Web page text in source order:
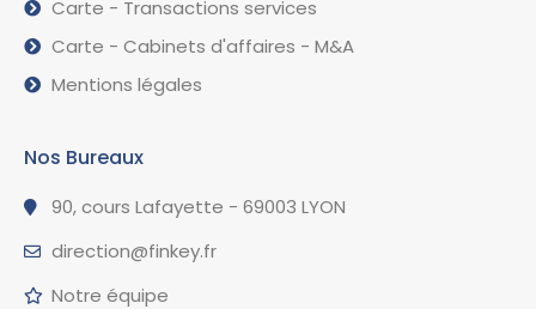
Carte - Transactions services
Carte - Cabinets d'affaires - M&A
Mentions légales
Nos Bureaux
90, cours Lafayette - 69003 LYON
direction@finkey.fr
Notre équipe